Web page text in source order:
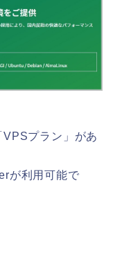
プラン」があ
が利用可能で